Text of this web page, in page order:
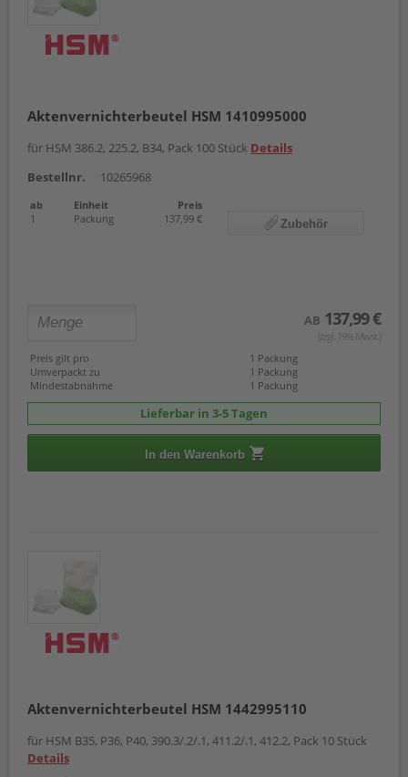
Aktenvernichterbeutel HSM 1410995000
für HSM 386.2, 225.2, B34, Pack 100 Stück Details
Bestellnr.
10265968
ab Einheit
Preis
1
Packung 137,99 € Zubehör
AB 137,99 €
(zzgl. 19% Mwst.)
Preis gilt pro
1 Packung
Umverpackt zu
1 Packung
Mindestabnahme
1 Packung
Lieferbar in 3-5 Tagen
In den Warenkorb
Aktenvernichterbeutel HSM 1442995110
für HSM B35, P36, P40, 390.3/.2/.1, 411.2/.1, 412.2, Pack 10 Stück
Details